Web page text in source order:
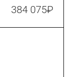
384 075₽